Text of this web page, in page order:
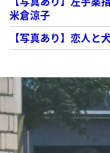
米倉涼子
【写真あり】恋人と